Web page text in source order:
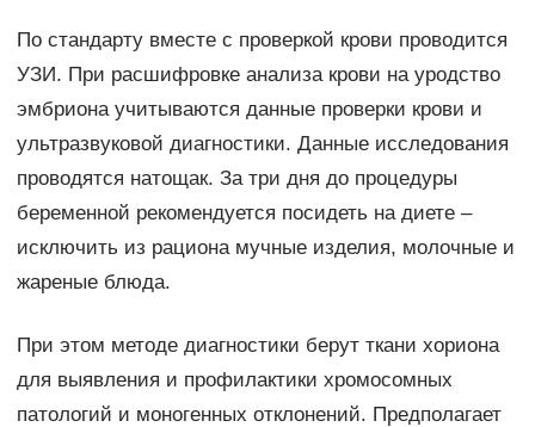
По стандарту вместе с проверкой крови проводится
УЗИ. При расшифровке анализа крови на уродство
эмбриона учитываются данные проверки крови и
ультразвуковой диагностики. Данные исследования
проводятся натощак. За три дня до процедуры
беременной рекомендуется посидеть на диете –
исключить из рациона мучные изделия, молочные и
жареные блюда.
При этом методе диагностики берут ткани хориона
для выявления и профилактики хромосомных
патологий и моногенных отклонений. Предполагает